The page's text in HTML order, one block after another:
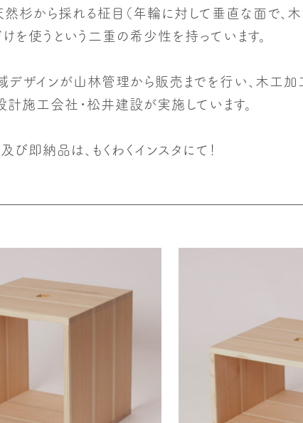
然杉から採れる柾目（年輪に対して垂直な面で、
を使うという二重の希少性を持っています。
デザインが山林管理から販売までを行い、木工
施工会社・松井建設が実施しています。
び即納品は、もくわくインスタにて！